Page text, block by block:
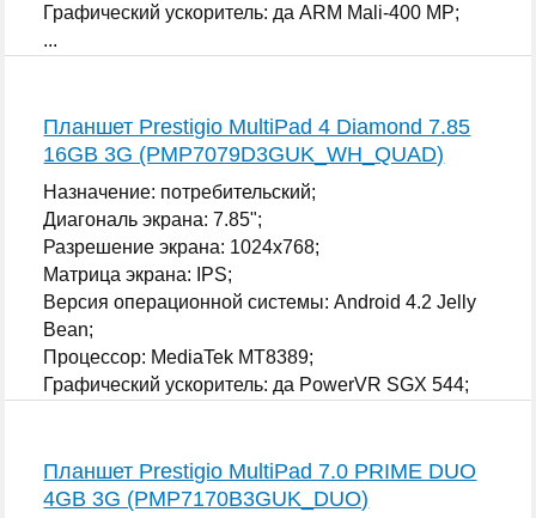
Графический ускоритель: да ARM Mali-400 MP;
...
Планшет Prestigio MultiPad 4 Diamond 7.85
16GB 3G (PMP7079D3GUK_WH_QUAD)
Назначение: потребительский;
Диагональ экрана: 7.85";
Разрешение экрана: 1024x768;
Матрица экрана: IPS;
Версия операционной системы: Android 4.2 Jelly
Bean;
Процессор: MediaTek MT8389;
Графический ускоритель: да PowerVR SGX 544;
Планшет Prestigio MultiPad 7.0 PRIME DUO
4GB 3G (PMP7170B3GUK_DUO)